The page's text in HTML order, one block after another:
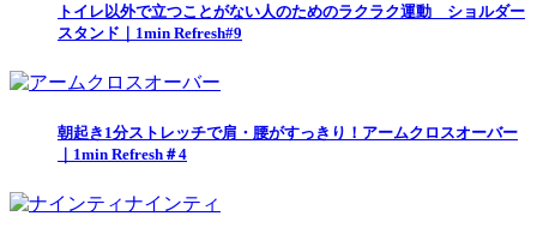
トイレ以外で立つことがない人のためのラクラク運動 ショルダー
スタンド｜1min Refresh#9
朝起き1分ストレッチで肩・腰がすっきり！アームクロスオーバー
｜1min Refresh＃4